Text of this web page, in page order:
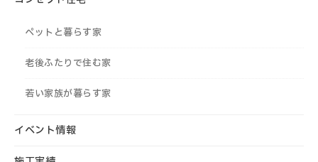
ペットと暮らす家
老後ふたりで住む家
若い家族が暮らす家
イベント情報